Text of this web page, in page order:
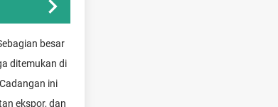
besar
ditemukan di
ini
ekspor, dan